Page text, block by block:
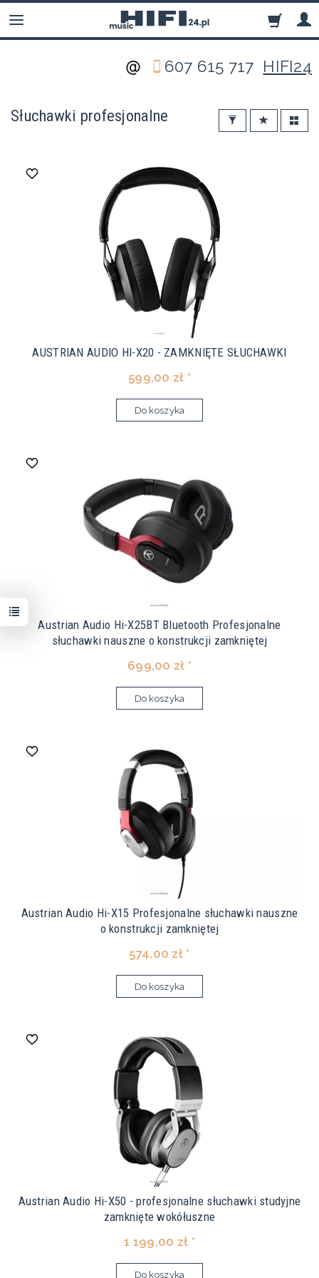
607 615 717 HIFI24
Słuchawki profesjonalne
AUSTRIAN AUDIO HI-X20 - ZAMKNIĘTE SŁUCHAWKI
599,00 zł *
Do koszyka
Austrian Audio Hi-X25BT Bluetooth Profesjonalne
słuchawki nauszne o konstrukcji zamkniętej
699,00 zł *
Do koszyka
Austrian Audio Hi-X15 Profesjonalne słuchawki nauszne
o konstrukcji zamkniętej
574,00 zł *
Do koszyka
Austrian Audio Hi-X50 - profesjonalne słuchawki studyjne
zamknięte wokółuszne
1 199,00 zł *
Do koszyka